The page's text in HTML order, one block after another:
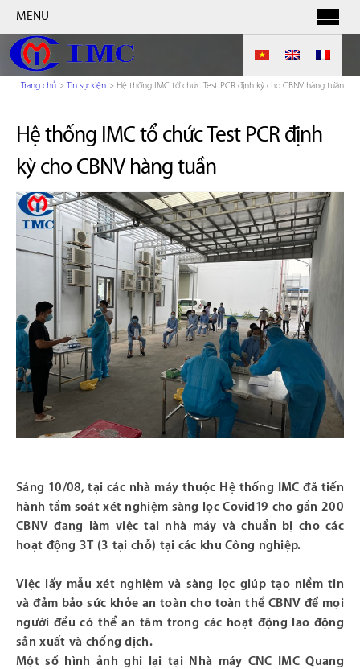
MENU
Trang chủ > Tin sự kiện > Hệ thống IMC tổ chức Test PCR định kỳ cho CBNV hàng tuần
Hệ thống IMC tổ chức Test PCR định
kỳ cho CBNV hàng tuần
Sáng 10/08, tại các nhà máy thuộc Hệ thống IMC đã tiến
hành tầm soát xét nghiệm sàng lọc Covid19 cho gần 200
CBNV đang làm việc tại nhà máy và chuẩn bị cho các
hoạt động 3T (3 tại chỗ) tại các khu Công nghiệp.
Việc lấy mẫu xét nghiệm và sàng lọc giúp tạo niềm tin
và đảm bảo sức khỏe an toàn cho toàn t hể CBNV để mọi
người đều có thể an tâm trong các hoạt động lao động
sản xuất và chống dịch.
Một số hình ảnh ghi lại tại Nhà máy CNC IMC Quang